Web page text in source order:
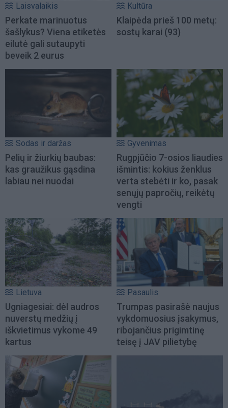
Laisvalaikis
Perkate marinuotus
šašlykus? Viena etiketės
eilutė gali sutaupyti
beveik 2 eurus
Kultūra
Klaipėda prieš 100 metų:
sostų karai (93)
Sodas ir daržas
Pelių ir žiurkių baubas:
kas graužikus gąsdina
labiau nei nuodai
Gyvenimas
Rugpjūčio 7-osios liaudies
išmintis: kokius ženklus
verta stebėti ir ko, pasak
senųjų papročių, reikėtų
vengti
Lietuva
Ugniagesiai: dėl audros
nuverstų medžių į
iškvietimus vykome 49
kartus
Pasaulis
Trumpas pasirašė naujus
vykdomuosius įsakymus,
ribojančius prigimtinę
teisę į JAV pilietybę